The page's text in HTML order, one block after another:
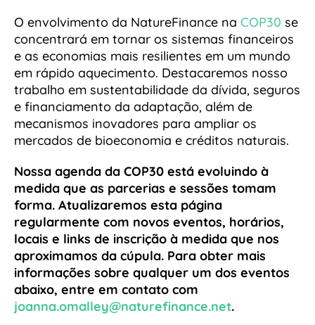
O envolvimento da NatureFinance na COP30 se
concentrará em tornar os sistemas financeiros
e as economias mais resilientes em um mundo
em rápido aquecimento. Destacaremos nosso
trabalho em sustentabilidade da dívida, seguros
e financiamento da adaptação, além de
mecanismos inovadores para ampliar os
mercados de bioeconomia e créditos naturais.
Nossa agenda da COP30 está evoluindo à
medida que as parcerias e sessões tomam
forma. Atualizaremos esta página
regularmente com novos eventos, horários,
locais e links de inscrição à medida que nos
aproximamos da cúpula. Para obter mais
informações sobre qualquer um dos eventos
abaixo, entre em contato com
joanna.omalley@naturefinance.net.